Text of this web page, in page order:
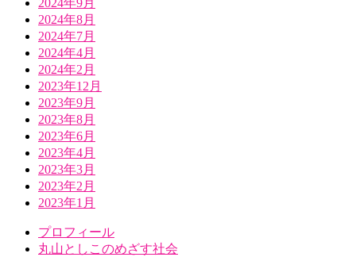
2024年8月
2024年7月
2024年4月
2024年2月
2023年12月
2023年9月
2023年8月
2023年6月
2023年4月
2023年3月
2023年2月
2023年1月
プロフィール
丸山としこのめざす社会